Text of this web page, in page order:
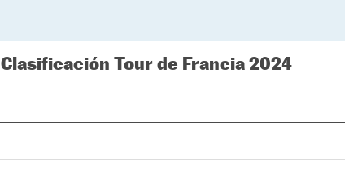
Clasificación Tour de Francia 2024